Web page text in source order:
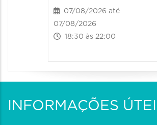
07/08/2026 até
07/08/2026
18:30 às 22:00
INFORMAÇÕES